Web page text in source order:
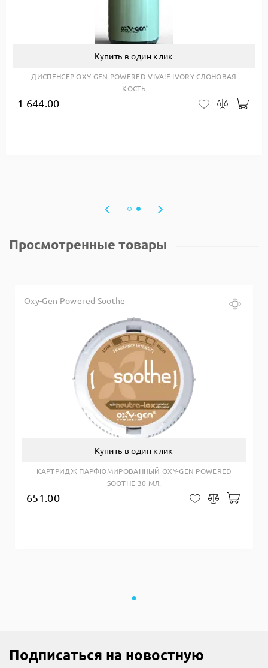
Купить в один клик
OXY-GEN POWERED VIVA!E BLACK ЧЁРНЫЙ
Добавить в корзину
ДИСПЕНСЕР
1 644.00
Просмотренные товары
Oxy-Gen Powered Soothe
Купить в один клик
КАРТРИДЖ ПАРФЮМИРОВАННЫЙ OXY-GEN POWERED
SOOTHE 30 МЛ.
651.00 В закладки
Сравнить
Подписаться на новостную